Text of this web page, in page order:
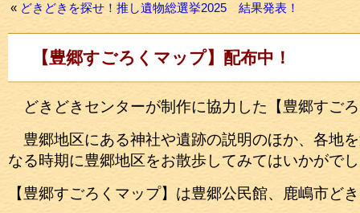
« どきどきを探せ！推し遺物総選挙2025 結果発表！
【豊郷すごろくマップ】配布中！
どきどきセンターが制作に協力した【豊郷すご
豊郷地区にある神社や遺跡の説明のほか、各地
なる時期に豊郷地区をお散歩してみてはいかがで
【豊郷すごろくマップ】は豊郷公民館、鹿嶋市ど